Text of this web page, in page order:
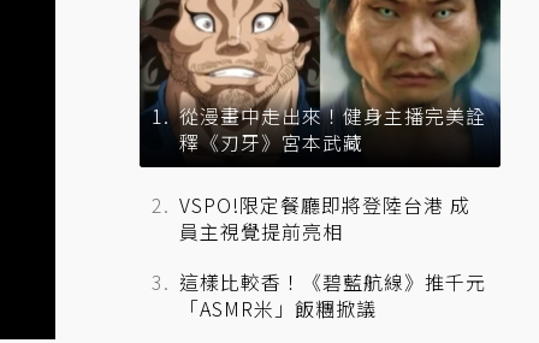
從漫畫中走出來！健身主播完美詮
釋《刃牙》宮本武藏
VSPO!限定餐廳即將登陸台港 成
員主視覺提前亮相
這樣比較香！《碧藍航線》推千元
「ASMR米」飯糰掀議